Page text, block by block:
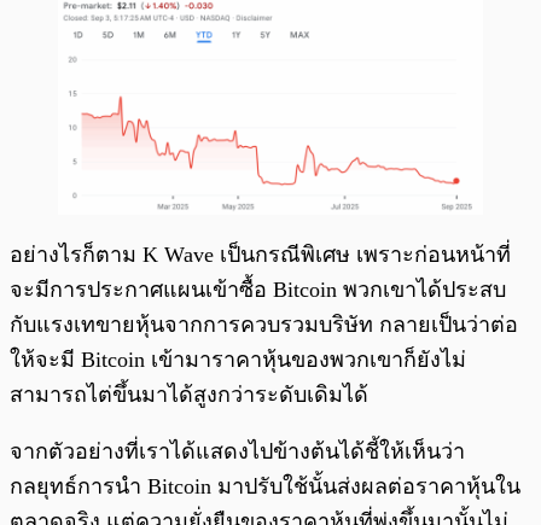
อย่างไรก็ตาม K Wave เป็นกรณีพิเศษ เพราะก่อนหน้าที่
จะมีการประกาศแผนเข้าซื้อ Bitcoin พวกเขาได้ประสบ
กับแรงเทขายหุ้นจากการควบรวมบริษัท กลายเป็นว่าต่อ
ให้จะมี Bitcoin เข้ามาราคาหุ้นของพวกเขาก็ยังไม่
สามารถไต่ขึ้นมาได้สูงกว่าระดับเดิมได้
จากตัวอย่างที่เราได้แสดงไปข้างต้นได้ชี้ให้เห็นว่า
กลยุทธ์การนำ Bitcoin มาปรับใช้นั้นส่งผลต่อราคาหุ้นใน